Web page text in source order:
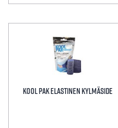
KOOL PAK elastinen kylmäside